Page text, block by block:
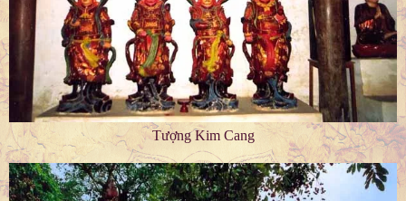
Tượng Kim Cang